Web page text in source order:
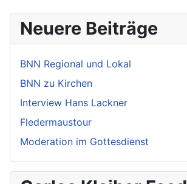
Neuere Beiträge
BNN Regional und Lokal
BNN zu Kirchen
Interview Hans Lackner
Fledermaustour
Moderation im Gottesdienst